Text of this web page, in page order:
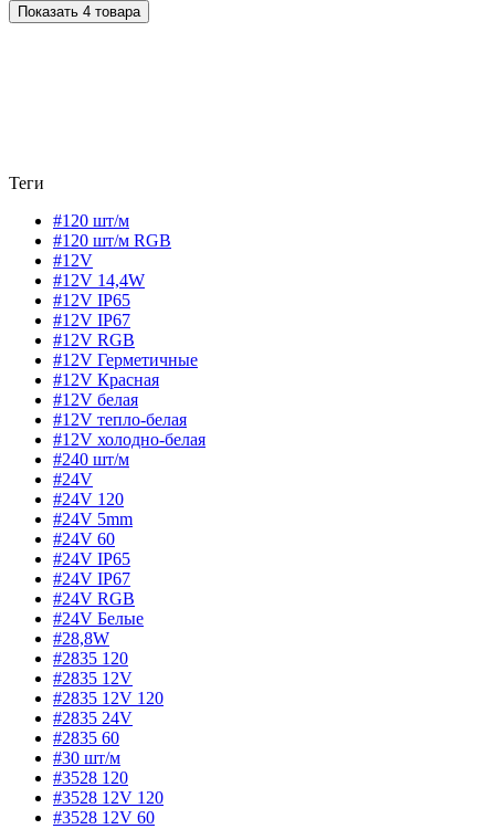
Показать 4 товара
Теги
#120 шт/м
#120 шт/м RGB
#12V
#12V 14,4W
#12V IP65
#12V IP67
#12V RGB
#12V Герметичные
#12V Красная
#12V белая
#12V тепло-белая
#12V холодно-белая
#240 шт/м
#24V
#24V 120
#24V 5mm
#24V 60
#24V IP65
#24V IP67
#24V RGB
#24V Белые
#28,8W
#2835 120
#2835 12V
#2835 12V 120
#2835 24V
#2835 60
#30 шт/м
#3528 120
#3528 12V 120
#3528 12V 60